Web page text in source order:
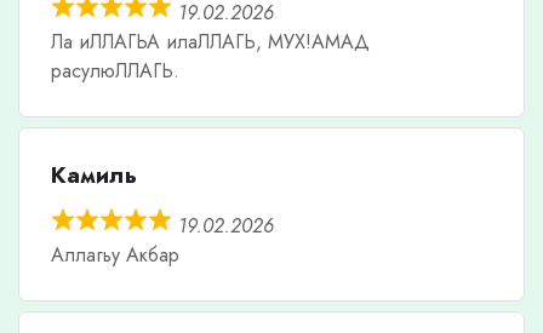
19.02.2026
Ла иЛЛАГЬА илаЛЛАГЬ, МУХ!АМАД
расулюЛЛАГЬ.
Камиль
19.02.2026
Аллагьу Акбар